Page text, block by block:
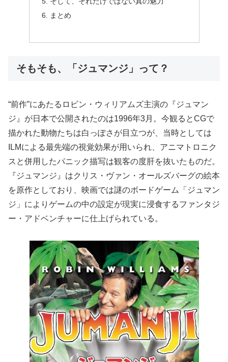
まとめ
そもそも、「ジュマンジ」って？
“前作”にあたるロビン・ウィリアムズ主演の『ジュマン
ジ』が日本で公開されたのは1996年3月。今観るとCGで
描かれた動物たちは白っぽさが目立つが、当時としては
ILMによる最先端の視覚効果が用いられ、アニマトロニク
スと併用したパニック描写は観客の度肝を抜いたものだ。
『ジュマンジ』はクリス・ヴァン・オールズバーグの絵本
を原作としており、映画では謎のボードゲーム「ジュマン
ジ」によりゲームの中の設定が現実に浸食するファンタジ
ー・アドベンチャーに仕上げられている。